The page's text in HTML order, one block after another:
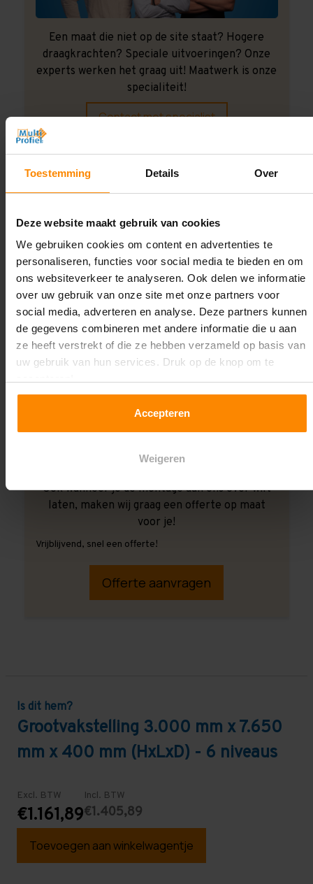
Toestemming Details Over
Deze website maakt gebruik van cookies
We gebruiken cookies om content en advertenties te
personaliseren, functies voor social media te bieden en om
ons websiteverkeer te analyseren. Ook delen we informatie
over uw gebruik van onze site met onze partners voor
social media, adverteren en analyse. Deze partners kunnen
de gegevens combineren met andere informatie die u aan
ze heeft verstrekt of die ze hebben verzameld op basis van
uw gebruik van hun services. Druk op de knop om te
Accepteren
Weigeren
Een maat die niet op de site staat? Hogere
draagkrachten? Speciale uitvoeringen? Onze
experts werken het graag uit! Maatwerk is onze
specialiteit!
Contact met specialist
Montage uitbesteden?
Ook wanneer je de montage aan ons over wilt
laten, maken wij graag een offerte op maat
voor je!
Vrijblijvend, snel een offerte!
Offerte aanvragen
Is dit hem?
Grootvakstelling 3.000 mm x 7.650
mm x 400 mm (HxLxD) - 6 niveaus
Excl. BTW
€1.161,89
Incl. BTW
€1.405,89
Toevoegen aan winkelwagentje